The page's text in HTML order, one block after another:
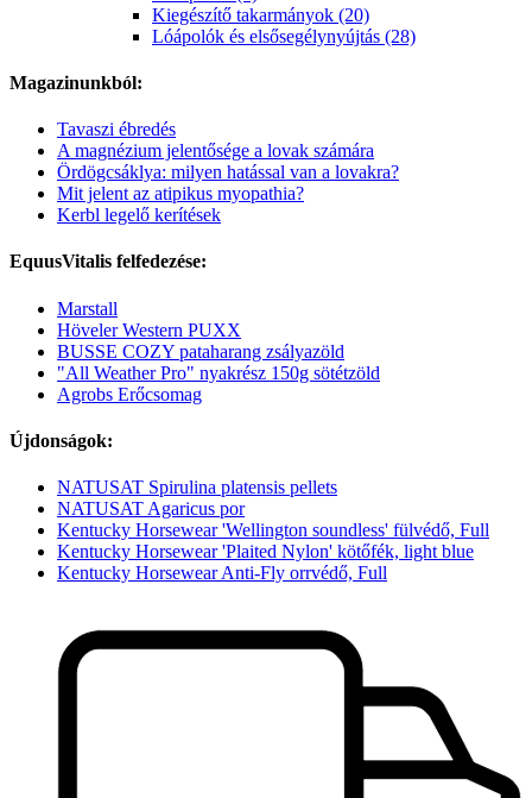
Kiegészítő takarmányok (20)
Lóápolók és elsősegélynyújtás (28)
Magazinunkból:
Tavaszi ébredés
A magnézium jelentősége a lovak számára
Ördögcsáklya: milyen hatással van a lovakra?
Mit jelent az atipikus myopathia?
Kerbl legelő kerítések
EquusVitalis felfedezése:
Marstall
Höveler Western PUXX
BUSSE COZY pataharang zsályazöld
"All Weather Pro" nyakrész 150g sötétzöld
Agrobs Erőcsomag
Újdonságok:
NATUSAT Spirulina platensis pellets
NATUSAT Agaricus por
Kentucky Horsewear 'Wellington soundless' fülvédő, Full
Kentucky Horsewear 'Plaited Nylon' kötőfék, light blue
Kentucky Horsewear Anti-Fly orrvédő, Full